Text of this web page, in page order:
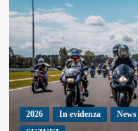
2026
accende
Busca
e
rilancia
il
Kart
Planet
2026 In evidenza News